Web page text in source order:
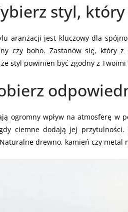
styl,
aranżacji jest kluczowy dla
czy boho. Zastanów się, który
styl powinien być zgodny z
ogromny wpływ na atmosferę w
ciemne dodają jej
drewno, kamień czy